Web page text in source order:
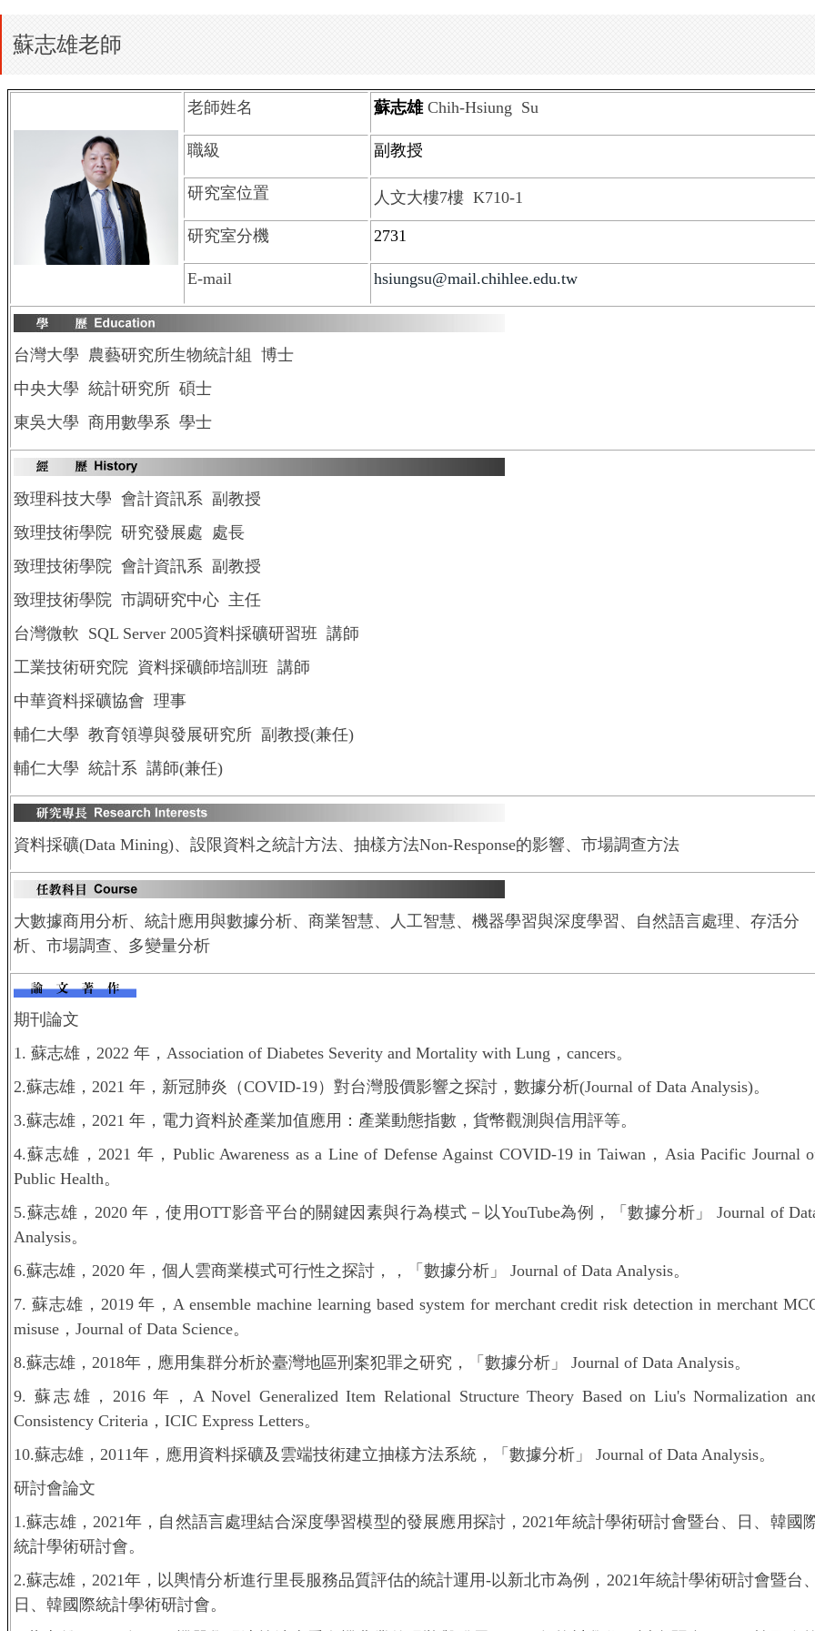
蘇志雄老師
老師姓名 蘇志雄 Chih-Hsiung Su
職級 副教授
研究室位置 人文大樓7樓 K710-1
研究室分機 2731
E-mail hsiungsu@mail.chihlee.edu.tw
台灣大學 農藝研究所生物統計組 博士
中央大學 統計研究所 碩士
東吳大學 商用數學系 學士
致理科技大學 會計資訊系 副教授
致理技術學院 研究發展處 處長
致理技術學院 會計資訊系 副教授
致理技術學院 市調研究中心 主任
台灣微軟 SQL Server 2005資料採礦研習班 講師
工業技術研究院 資料採礦師培訓班 講師
中華資料採礦協會 理事
輔仁大學 教育領導與發展研究所 副教授(兼任)
輔仁大學 統計系 講師(兼任)
資料採礦(Data Mining)、設限資料之統計方法、抽樣方法Non-Response的影響、市場調查方法
大數據商用分析、統計應用與數據分析、商業智慧、人工智慧、機器學習與深度學習、自然語言處理、存活分
析、市場調查、多變量分析
期刊論文
1. 蘇志雄，2022 年，Association of Diabetes Severity and Mortality with Lung，cancers。
2.蘇志雄，2021 年，新冠肺炎（COVID-19）對台灣股價影響之探討，數據分析(Journal of Data Analysis)。
3.蘇志雄，2021 年，電力資料於產業加值應用：產業動態指數，貨幣觀測與信用評等。
4.蘇志雄，2021 年，Public Awareness as a Line of Defense Against COVID-19 in Taiwan，Asia Pacific Journal
Public Health。
5.蘇志雄，2020 年，使用OTT影音平台的關鍵因素與行為模式－以YouTube為例，「數據分析」 Journal of
Analysis。
6.蘇志雄，2020 年，個人雲商業模式可行性之探討，，「數據分析」 Journal of Data Analysis。
7. 蘇志雄，2019 年，A ensemble machine learning based system for merchant credit risk detection in merchant
misuse，Journal of Data Science。
8.蘇志雄，2018年，應用集群分析於臺灣地區刑案犯罪之研究，「數據分析」 Journal of Data Analysis。
9. 蘇志雄，2016 年，A Novel Generalized Item Relational Structure Theory Based on Liu's Normalization
Consistency Criteria，ICIC Express Letters。
10.蘇志雄，2011年，應用資料採礦及雲端技術建立抽樣方法系統，「數據分析」 Journal of Data Analysis。
研討會論文
1.蘇志雄，2021年，自然語言處理結合深度學習模型的發展應用探討，2021年統計學術研討會暨台、日、韓國
統計學術研討會。
2.蘇志雄，2021年，以輿情分析進行里長服務品質評估的統計運用-以新北市為例，2021年統計學術研討會暨台
日、韓國際統計學術研討會。